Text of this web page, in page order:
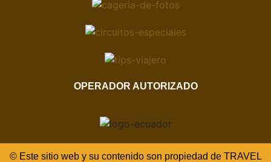
OPERADOR AUTORIZADO
© Este sitio web y su contenido son propiedad de TRAVEL